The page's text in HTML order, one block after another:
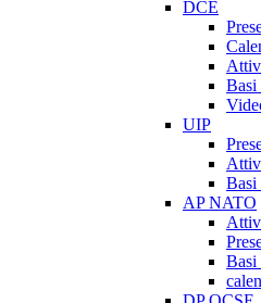
DCE
Basi
UIP
Basi
AP NATO
Basi